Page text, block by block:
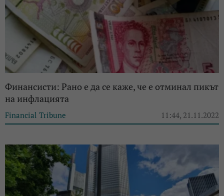
Финансисти: Рано е да се каже, че е отминал пикът
на инфлацията
Financial Tribune 11:44, 21.11.2022